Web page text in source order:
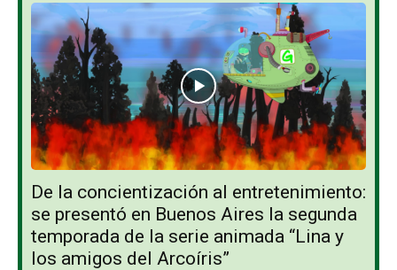
De la concientización al entretenimiento:
se presentó en Buenos Aires la segunda
temporada de la serie animada “Lina y
los amigos del Arcoíris”